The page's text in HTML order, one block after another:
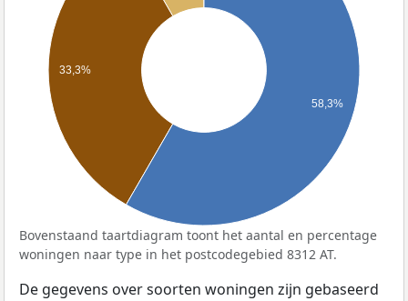
33,3%
58,3%
Bovenstaand taartdiagram toont het aantal en percentage
woningen naar type in het postcodegebied 8312 AT.
De gegevens over soorten woningen zijn gebaseerd